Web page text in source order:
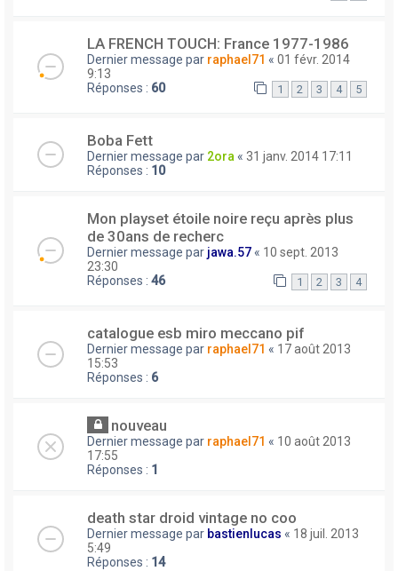
LA FRENCH TOUCH: France 1977-1986
Dernier message par raphael71 « 01 févr. 2014
9:13
Réponses : 60 1 2 3 4 5
Boba Fett
Dernier message par 2ora « 31 janv. 2014 17:11
Réponses : 10
Mon playset étoile noire reçu après plus
de 30ans de recherc
Dernier message par jawa.57 « 10 sept. 2013
23:30
Réponses : 46 1 2 3 4
catalogue esb miro meccano pif
Dernier message par raphael71 « 17 août 2013
15:53
Réponses : 6
nouveau
Dernier message par raphael71 « 10 août 2013
17:55
Réponses : 1
death star droid vintage no coo
Dernier message par bastienlucas « 18 juil. 2013
5:49
Réponses : 14